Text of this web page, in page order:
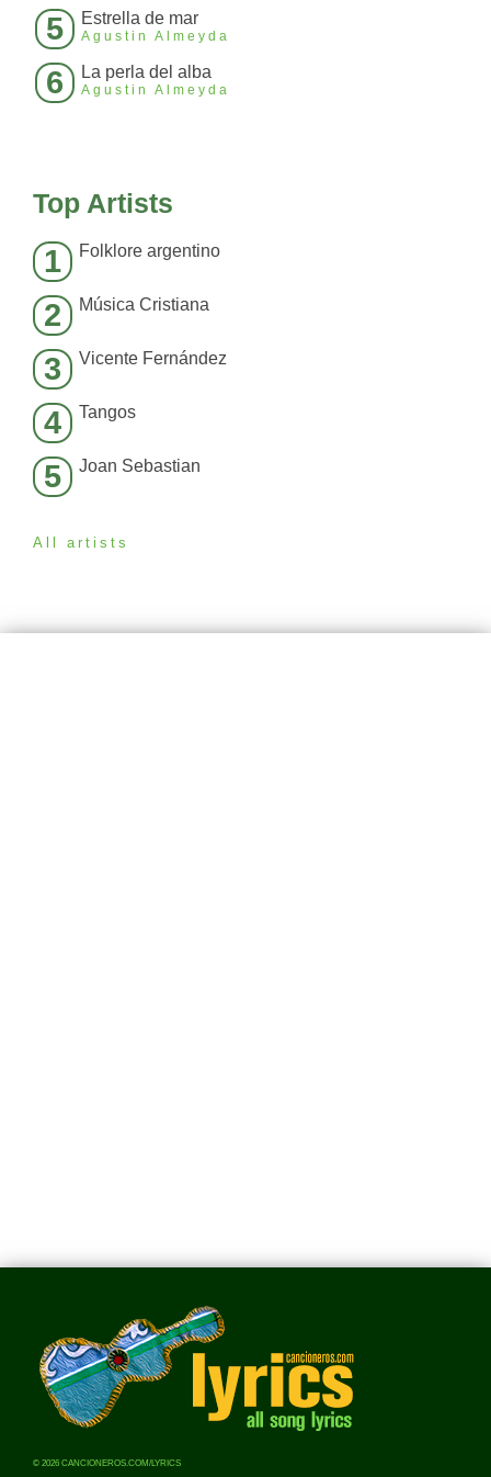
5 Estrella de mar
Agustin Almeyda
6 La perla del alba
Agustin Almeyda
Top Artists
1 Folklore argentino
2 Música Cristiana
3 Vicente Fernández
4 Tangos
5 Joan Sebastian
All artists
© 2026 CANCIONEROS.COM/LYRICS